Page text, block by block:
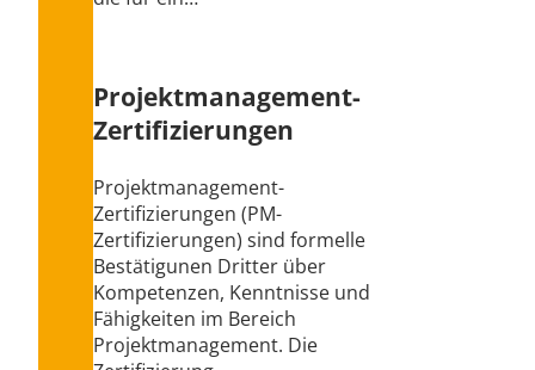
Projektmanagement-
Zertifizierungen
Projektmanagement-
Zertifizierungen (PM-
Zertifizierungen) sind formelle
Bestätigunen Dritter über
Kompetenzen, Kenntnisse und
Fähigkeiten im Bereich
Projektmanagement. Die